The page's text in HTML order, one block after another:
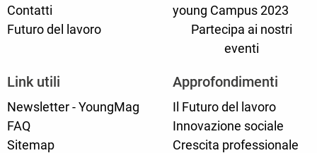
Contatti
Futuro del lavoro
young Campus 2023
Partecipa ai nostri
eventi
Link utili
Newsletter - YoungMag
FAQ
Sitemap
Approfondimenti
Il Futuro del lavoro
Innovazione sociale
Crescita professionale